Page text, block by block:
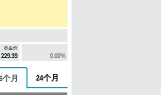
收盘价
229.39 0.00%
个月 24个月